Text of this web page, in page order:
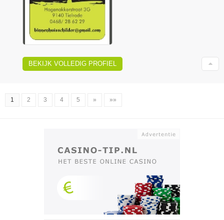
BEKIJK VOLLEDIG PROFIEL
1 2 3 4 5 » »»